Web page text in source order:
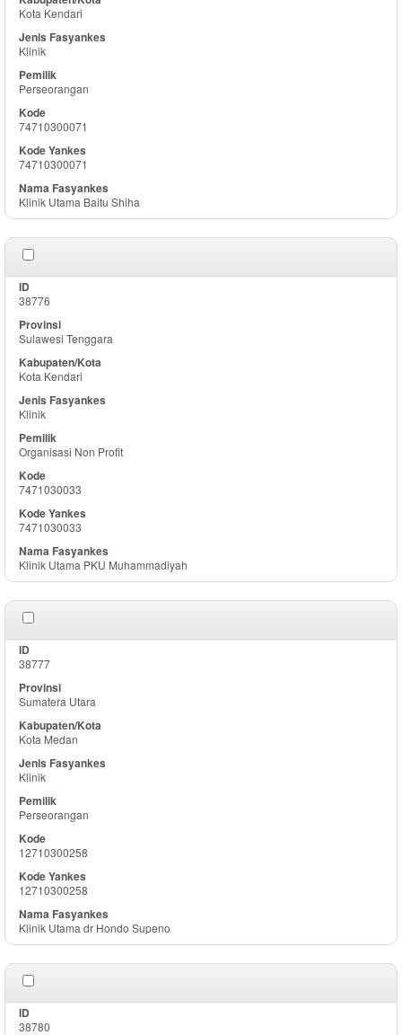
Kota Kendari
Klinik
Perseorangan
74710300071
74710300071
Klinik Utama Baitu Shiha
38776
Sulawesi Tenggara
Kota Kendari
Klinik
Organisasi Non Profit
7471030033
7471030033
Klinik Utama PKU Muhammadiyah
38777
Sumatera Utara
Kota Medan
Klinik
Perseorangan
12710300258
12710300258
Klinik Utama dr Hondo Supeno
38780